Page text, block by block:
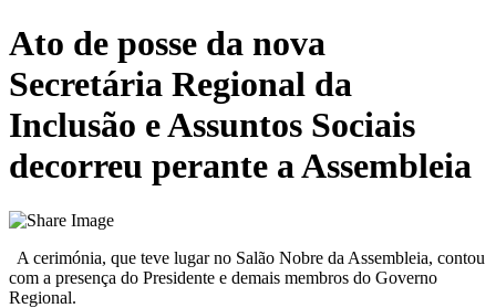
Ato de posse da nova
Secretária Regional da
Inclusão e Assuntos Sociais
decorreu perante a Assembleia
A cerimónia, que teve lugar no Salão Nobre da Assembleia, contou
com a presença do Presidente e demais membros do Governo
Regional.